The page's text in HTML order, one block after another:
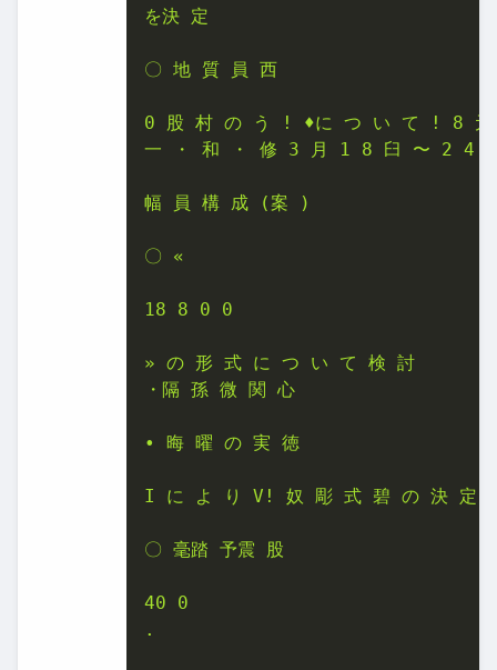
を決 定
〇 地 質 員 西
0 股 村 の う ! ♦に つ い て ! 8 元
一 ・ 和 ・ 修 3 月 1 8 臼 〜 2
幅 員 構 成 (案 )
〇 «
18 8 0 0
» の 形 式 に つ い て 検 討
・隔 孫 微 関 心
• 晦 曜 の 実 徳
I に よ り V! 奴 彫 式 碧 の 決 定
〇 毫踏 予震 股
40 0
.